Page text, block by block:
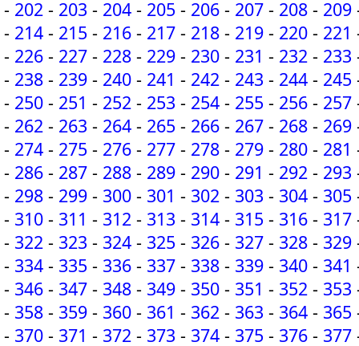
- 202 - 203 - 204 - 205 - 206 - 207 - 208 - 209
- 214 - 215 - 216 - 217 - 218 - 219 - 220 - 221
- 226 - 227 - 228 - 229 - 230 - 231 - 232 - 233
- 238 - 239 - 240 - 241 - 242 - 243 - 244 - 245
- 250 - 251 - 252 - 253 - 254 - 255 - 256 - 257
- 262 - 263 - 264 - 265 - 266 - 267 - 268 - 269
- 274 - 275 - 276 - 277 - 278 - 279 - 280 - 281
- 286 - 287 - 288 - 289 - 290 - 291 - 292 - 293
- 298 - 299 - 300 - 301 - 302 - 303 - 304 - 305
- 310 - 311 - 312 - 313 - 314 - 315 - 316 - 317
- 322 - 323 - 324 - 325 - 326 - 327 - 328 - 329
- 334 - 335 - 336 - 337 - 338 - 339 - 340 - 341
- 346 - 347 - 348 - 349 - 350 - 351 - 352 - 353
- 358 - 359 - 360 - 361 - 362 - 363 - 364 - 365
- 370 - 371 - 372 - 373 - 374 - 375 - 376 - 377